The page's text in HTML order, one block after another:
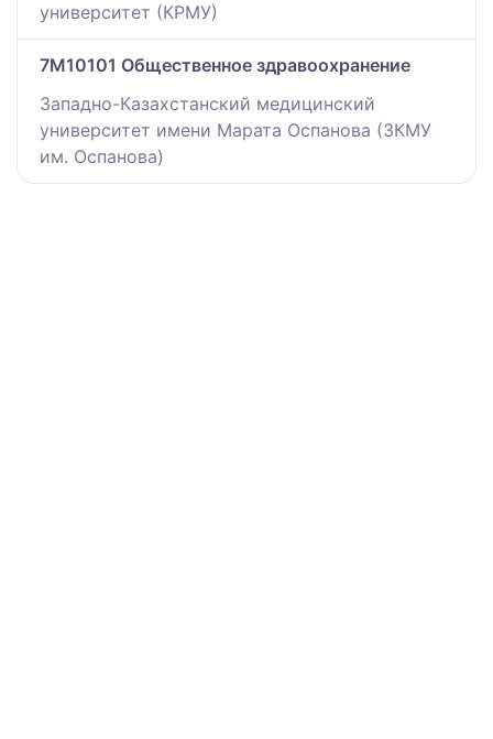
университет (КРМУ)
7M10101 Общественное здравоохранение
Западно-Казахстанский медицинский
университет имени Марата Оспанова (ЗКМУ
им. Оспанова)